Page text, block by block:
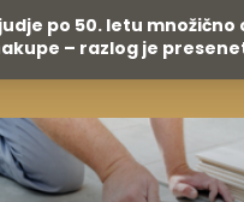
po 50. letu množično
– razlog je